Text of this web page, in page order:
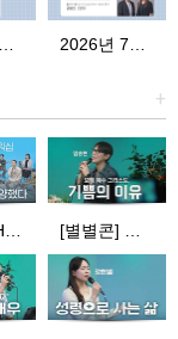
2026년 7월 22일 수요일 2026년 7월 23일 목요일
+